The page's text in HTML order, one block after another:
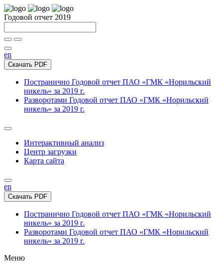
Годовой отчет 2019
en
Скачать PDF
Постранично Годовой отчет ПАО «ГМК «Норильский
никель» за 2019 г.
Разворотами Годовой отчет ПАО «ГМК «Норильский
никель» за 2019 г.
Интерактивный анализ
Центр загрузки
Карта сайта
en
Скачать PDF
Постранично Годовой отчет ПАО «ГМК «Норильский
никель» за 2019 г.
Разворотами Годовой отчет ПАО «ГМК «Норильский
никель» за 2019 г.
Меню